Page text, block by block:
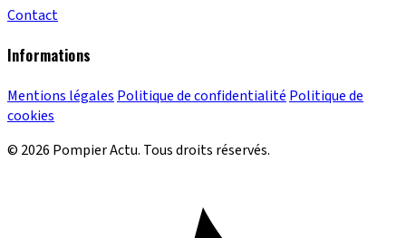
Contact
Informations
Mentions légales Politique de confidentialité Politique de
cookies
© 2026 Pompier Actu. Tous droits réservés.